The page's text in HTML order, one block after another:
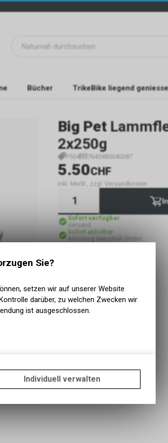
Bücher TrikeBike liegend
Big Pet
2x250g
P504 7640485040387
5.50CHF
inkl. MwSt., zzgl. Versandkosten
Sofort verfügbar
Versand
Sofort abholbar
Abholung NaturNah GmbH
Sie?
setzen wir auf unserer Website
darüber, zu welchen Zwecken wir
ist ausgeschlossen.
unseres Online-Angebots, wie die
Bitte beachten Sie, dass die
Individuell verwalten